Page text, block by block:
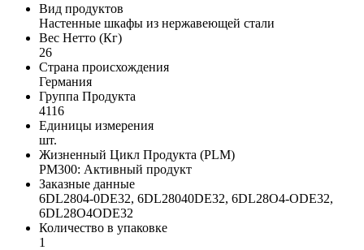
Вид продуктов
Настенные шкафы из нержавеющей стали
Вес Нетто (Кг)
26
Страна происхождения
Германия
Группа Продукта
4116
Единицы измерения
шт.
Жизненный Цикл Продукта (PLM)
PM300: Активный продукт
Заказные данные
6DL2804-0DE32, 6DL28040DE32, 6DL28O4-ODE32,
6DL28O4ODE32
Количество в упаковке
1